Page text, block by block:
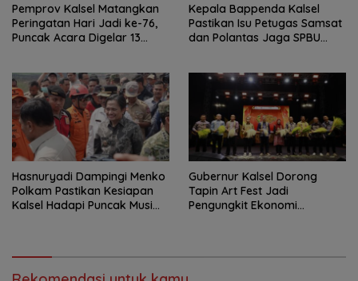
Pemprov Kalsel Matangkan
Peringatan Hari Jadi ke-76,
Puncak Acara Digelar 13
Kepala Bappenda Kalsel
Pastikan Isu Petugas Samsat
dan Polantas Jaga SPBU
Hasnuryadi Dampingi Menko
Polkam Pastikan Kesiapan
Kalsel Hadapi Puncak Musim
Gubernur Kalsel Dorong
Tapin Art Fest Jadi
Pengungkit Ekonomi